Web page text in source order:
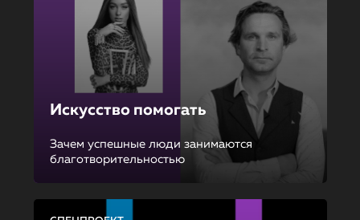
Искусство помогать
Зачем успешные люди занимаются
благотворительностью